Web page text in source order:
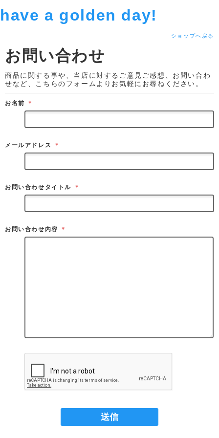
have a golden day!
ショップへ戻る
お問い合わせ
商品に関する事や、当店に対するご意見ご感想、お問い合わ
せなど、こちらのフォームよりお気軽にお尋ねください。
お名前 ＊
メールアドレス ＊
お問い合わせタイトル ＊
お問い合わせ内容 ＊